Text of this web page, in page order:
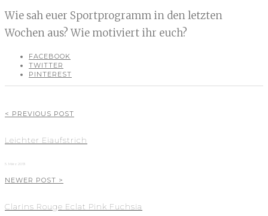
Wie sah euer Sportprogramm in den letzten
Wochen aus? Wie motiviert ihr euch?
FACEBOOK
TWITTER
PINTEREST
< PREVIOUS POST
Leichter Eiaufstrich
5. März 2013
NEWER POST >
Clarins Rouge Eclat Pink Fuchsia